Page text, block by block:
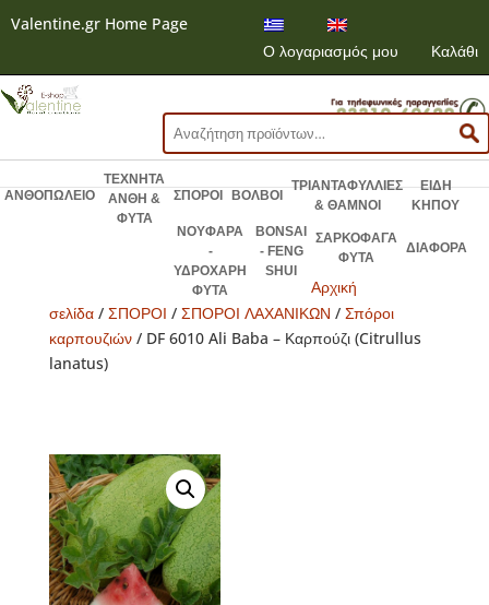
Valentine.gr Home Page
Ο λογαριασμός μου
Καλάθι
Αναζήτηση
για:
ΑΝΘΟΠΩΛΕΙΟ
ΤΕΧΝΗΤΑ
ΑΝΘΗ &
ΦΥΤΑ
ΣΠΟΡΟΙ ΒΟΛΒΟΙ
ΤΡΙΑΝΤΑΦΥΛΛΙΕΣ
& ΘΑΜΝΟΙ
ΕΙΔΗ
ΚΗΠΟΥ
ΝΟΥΦΑΡΑ
-
ΥΔΡΟΧΑΡΗ
ΦΥΤΑ
BONSAI
- FENG
SHUI
ΣΑΡΚΟΦΑΓΑ
ΦΥΤΑ
ΔΙΑΦΟΡΑ
Αρχική
σελίδα/ ΣΠΟΡΟΙ / ΣΠΟΡΟΙ ΛΑΧΑΝΙΚΩΝ / Σπόροι
καρπουζιών/ DF 6010 Ali Baba – Καρπούζι (Citrullus
lanatus)